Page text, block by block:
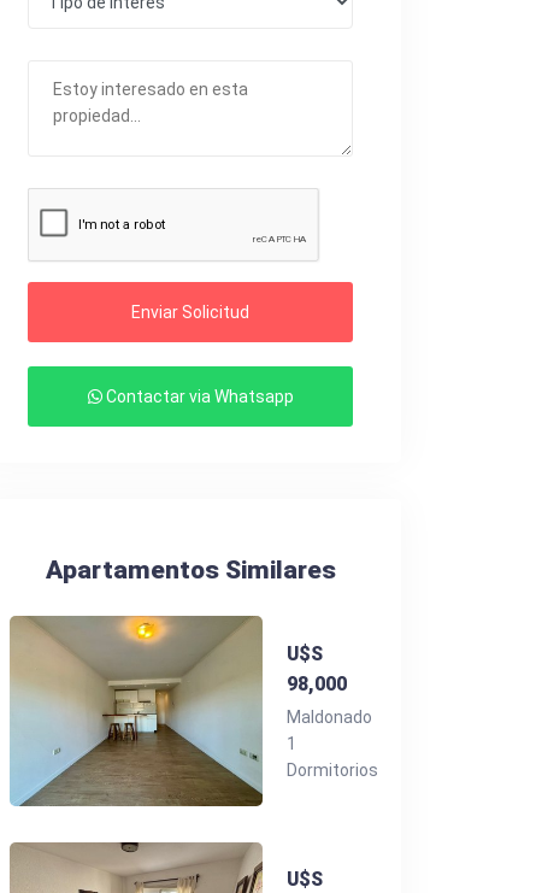
Enviar Solicitud
Contactar via Whatsapp
Apartamentos Similares
U$S
98,000
Maldonado
1
Dormitorios
U$S